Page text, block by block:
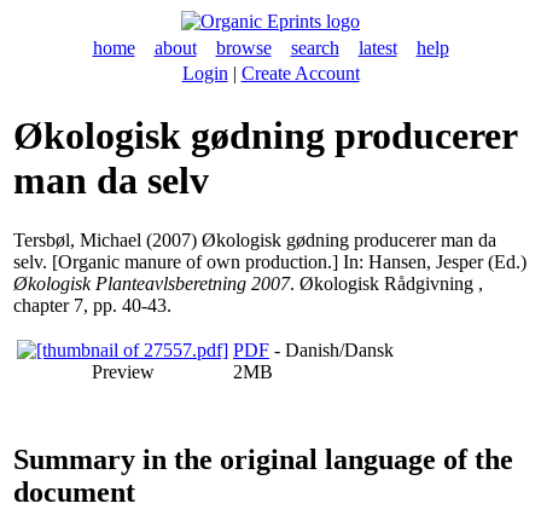
home about browse search latest
help
Login | Create Account
Økologisk gødning producerer
man da selv
Tersbøl, Michael (2007) Økologisk gødning producerer man da
selv. [Organic manure of own production.] In: Hansen, Jesper(Ed.)
Økologisk Planteavlsberetning 2007. Økologisk Rådgivning ,
chapter 7, pp. 40-43.
Preview
PDF - Danish/Dansk
2MB
Summary in the original language of the
document